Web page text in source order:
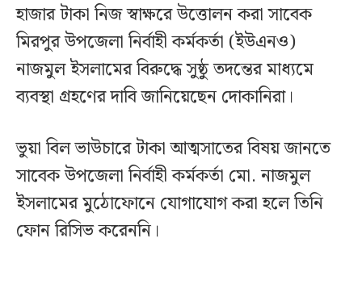
হাজার টাকা নিজ স্বাক্ষরে উত্তোলন করা সাবেক
মিরপুর উপজেলা নির্বাহী কর্মকর্তা (ইউএনও)
নাজমুল ইসলামের বিরুদ্ধে সুষ্ঠু তদন্তের মাধ্যমে
ব্যবস্থা গ্রহণের দাবি জানিয়েছেন দোকানিরা।
ভুয়া বিল ভাউচারে টাকা আত্মসাতের বিষয় জানতে
সাবেক উপজেলা নির্বাহী কর্মকর্তা মো. নাজমুল
ইসলামের মুঠোফোনে যোগাযোগ করা হলে তিনি
ফোন রিসিভ করেননি।